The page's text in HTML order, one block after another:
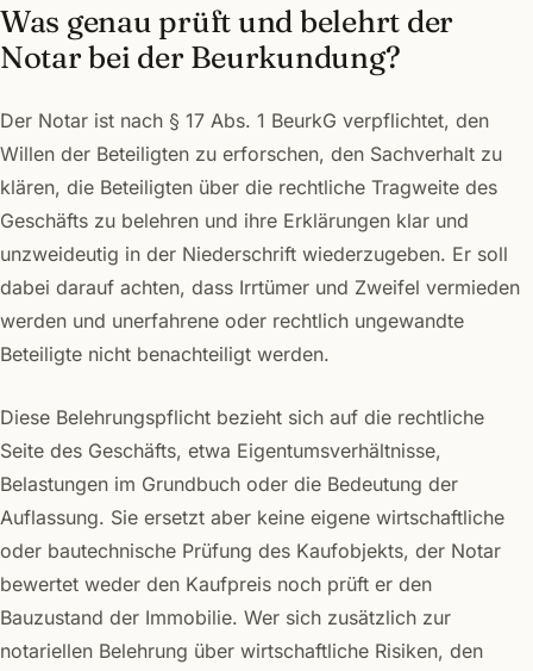
Was genau prüft und belehrt der
Notar bei der Beurkundung?
Der Notar ist nach § 17 Abs. 1 BeurkG verpflichtet, den
Willen der Beteiligten zu erforschen, den Sachverhalt zu
klären, die Beteiligten über die rechtliche Tragweite des
Geschäfts zu belehren und ihre Erklärungen klar und
unzweideutig in der Niederschrift wiederzugeben. Er soll
dabei darauf achten, dass Irrtümer und Zweifel vermieden
werden und unerfahrene oder rechtlich ungewandte
Beteiligte nicht benachteiligt werden.
Diese Belehrungspflicht bezieht sich auf die rechtliche
Seite des Geschäfts, etwa Eigentumsverhältnisse,
Belastungen im Grundbuch oder die Bedeutung der
Auflassung. Sie ersetzt aber keine eigene wirtschaftliche
oder bautechnische Prüfung des Kaufobjekts, der Notar
bewertet weder den Kaufpreis noch prüft er den
Bauzustand der Immobilie. Wer sich zusätzlich zur
notariellen Belehrung über wirtschaftliche Risiken, den